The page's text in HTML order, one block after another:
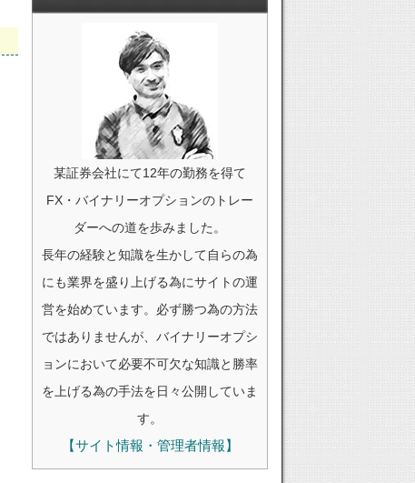
某証券会社にて12年の勤務を得て
FX・バイナリーオプションのトレー
ダーへの道を歩みました。
長年の経験と知識を生かして自らの為
にも業界を盛り上げる為にサイトの運
営を始めています。必ず勝つ為の方法
ではありませんが、バイナリーオプシ
ョンにおいて必要不可欠な知識と勝率
を上げる為の手法を日々公開していま
す。
【サイト情報・管理者情報】